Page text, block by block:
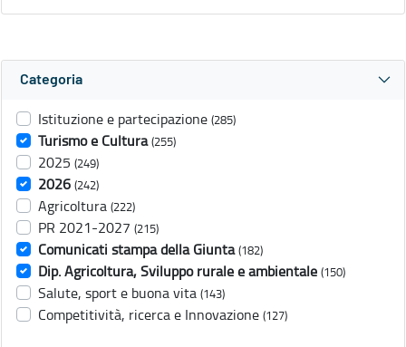
Categoria
Istituzione e partecipazione (285)
Turismo e Cultura (255)
2025 (249)
2026 (242)
Agricoltura (222)
PR 2021-2027 (215)
Comunicati stampa della Giunta (182)
Dip. Agricoltura, Sviluppo rurale e ambientale (150)
Salute, sport e buona vita (143)
Competitività, ricerca e Innovazione (127)